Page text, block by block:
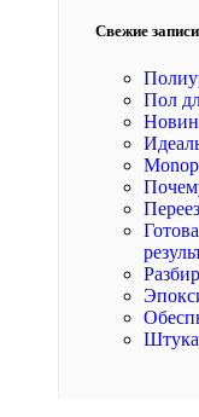
Свежие записи
Пол